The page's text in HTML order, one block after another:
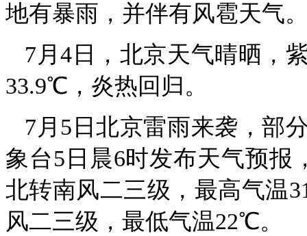
地有暴雨，并伴有风雹天气
7月4日，北京天气晴晒，
33.9℃，炎热回归。
7月5日北京雷雨来袭，部
象台5日晨6时发布天气预报
北转南风二三级，最高气温
风二三级，最低气温22℃。